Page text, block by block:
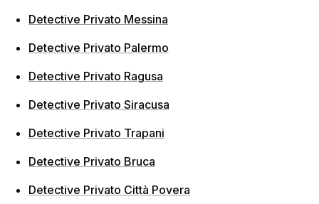
Detective Privato Messina
Detective Privato Palermo
Detective Privato Ragusa
Detective Privato Siracusa
Detective Privato Trapani
Detective Privato Bruca
Detective Privato Città Povera